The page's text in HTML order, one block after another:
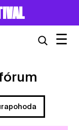
☰